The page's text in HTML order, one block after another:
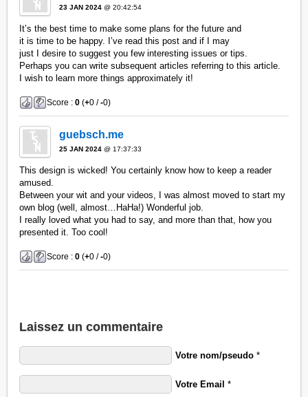
23 JAN 2024 @ 20:42:54
It’s the best time to make some plans for the future and
it is time to be happy. I’ve read this post and if I may
just I desire to suggest you few interesting issues or tips.
Perhaps you can write subsequent articles referring to this article.
I wish to learn more things approximately it!
Score :0 (+0 /-0)
guebsch.me
25 JAN 2024 @ 17:37:33
This design is wicked! You certainly know how to keep a reader
amused.
Between your wit and your videos, I was almost moved to start my
own blog (well, almost…HaHa!) Wonderful job.
I really loved what you had to say, and more than that, how you
presented it. Too cool!
Score :0 (+0 /-0)
Laissez un commentaire
Votre nom/pseudo *
Votre Email *